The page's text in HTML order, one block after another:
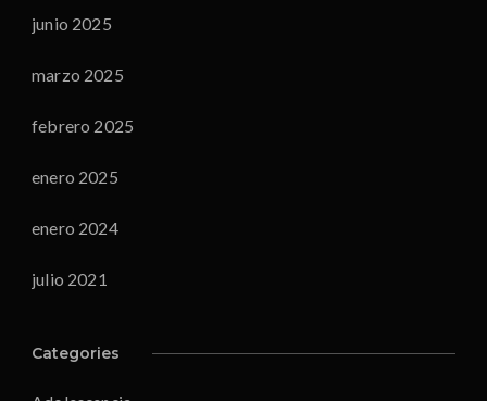
junio 2025
marzo 2025
febrero 2025
enero 2025
enero 2024
julio 2021
Categories